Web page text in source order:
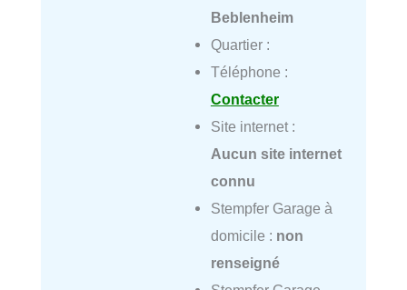
Beblenheim
Quartier :
Téléphone :
Contacter
Site internet :
Aucun site internet
connu
Stempfer Garage à
domicile : non
renseigné